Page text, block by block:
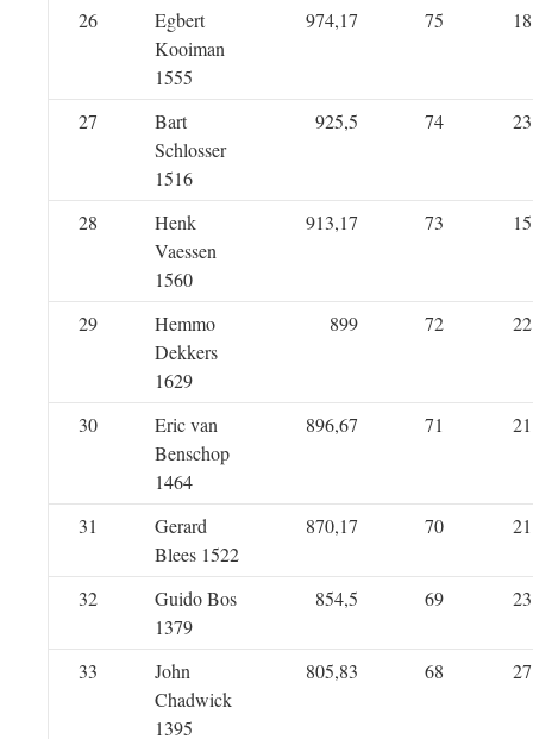
26
Egbert
Kooiman
1555
974,17 75 18
27
Bart
Schlosser
1516
925,5 74 23
28
Henk
Vaessen
1560
913,17 73 15
29
Hemmo
Dekkers
1629
899 72 22
30
Eric van
Benschop
1464
896,67 71 21
31
Gerard
Blees 1522
870,17 70 21
32
Guido Bos
1379
854,5 69 23
33
John
Chadwick
1395
805,83 68 27